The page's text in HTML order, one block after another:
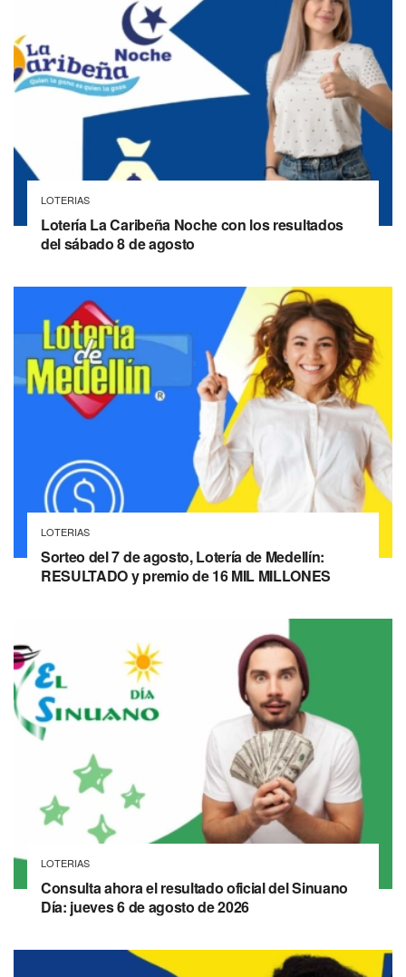
LOTERIAS
Lotería La Caribeña Noche con los resultados
del sábado 8 de agosto
LOTERIAS
Sorteo del 7 de agosto, Lotería de Medellín:
RESULTADO y premio de 16 MIL MILLONES
LOTERIAS
Consulta ahora el resultado oficial del Sinuano
Día: jueves 6 de agosto de 2026